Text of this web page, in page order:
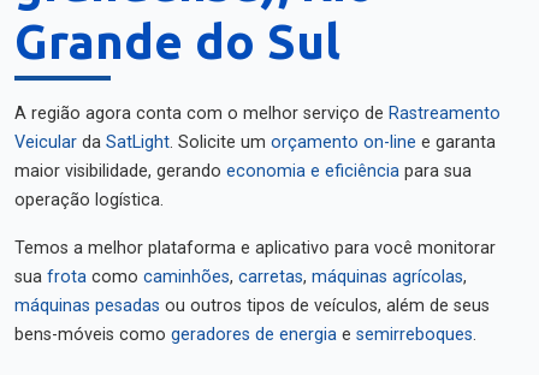
Grande do Sul
A região agora conta com o melhor serviço de Rastreamento
Veicular da SatLight. Solicite um orçamento on-line e garanta
maior visibilidade, gerando economia e eficiência para sua
operação logística.
Temos a melhor plataforma e aplicativo para você monitorar
sua frota como caminhões, carretas, máquinas agrícolas,
máquinas pesadas ou outros tipos de veículos, além de seus
bens-móveis como geradores de energia e semirreboques.